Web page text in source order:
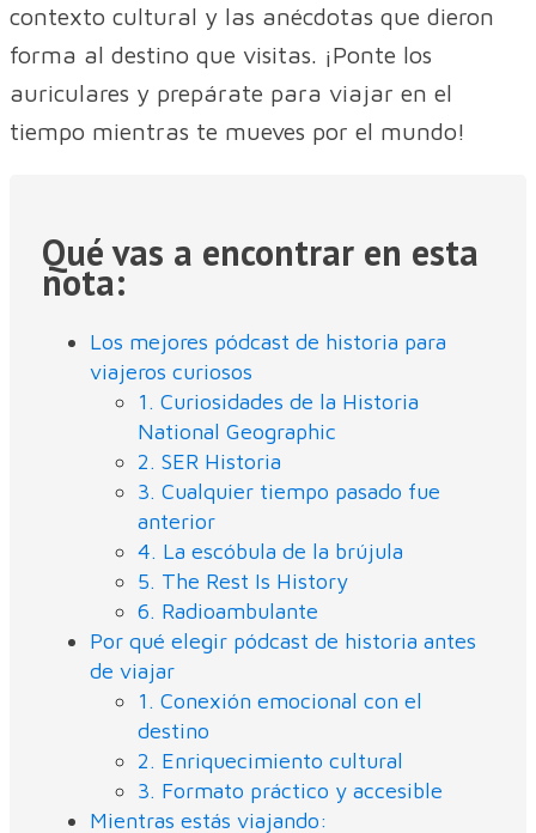
contexto cultural y las anécdotas que dieron
forma al destino que visitas. ¡Ponte los
auriculares y prepárate para viajar en el
tiempo mientras te mueves por el mundo!
Qué vas a encontrar en esta
nota:
Los mejores pódcast de historia para
viajeros curiosos
1. Curiosidades de la Historia
National Geographic
2. SER Historia
3. Cualquier tiempo pasado fue
anterior
4. La escóbula de la brújula
5. The Rest Is History
6. Radioambulante
Por qué elegir pódcast de historia antes
de viajar
1. Conexión emocional con el
destino
2. Enriquecimiento cultural
3. Formato práctico y accesible
Mientras estás viajando: